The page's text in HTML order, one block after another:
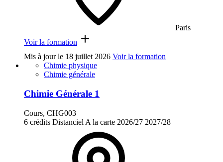
Paris
Voir la formation
Mis à jour le 18 juillet 2026 Voir la formation
Chimie physique
Chimie générale
Chimie Générale 1
Cours, CHG003
6 crédits Distanciel A la carte 2026/27 2027/28